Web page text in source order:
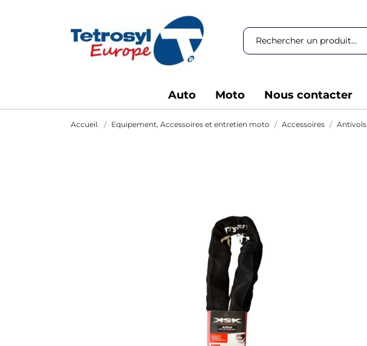
Auto Moto Nous contacter
Accueil. Equipement, Accessoires et entretien moto Accessoires Antivols